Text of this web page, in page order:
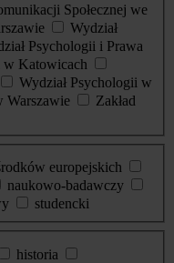
Społecznej we
Wydział
Psychologii i Prawa
w Katowicach
Wydział Psychologii w
Warszawie
Zakład
europejskich
naukowo-badawczy
studencki
historia